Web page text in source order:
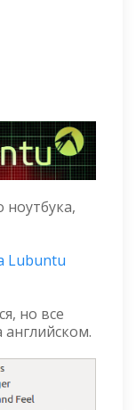
ноутбука,
Lubuntu
но все